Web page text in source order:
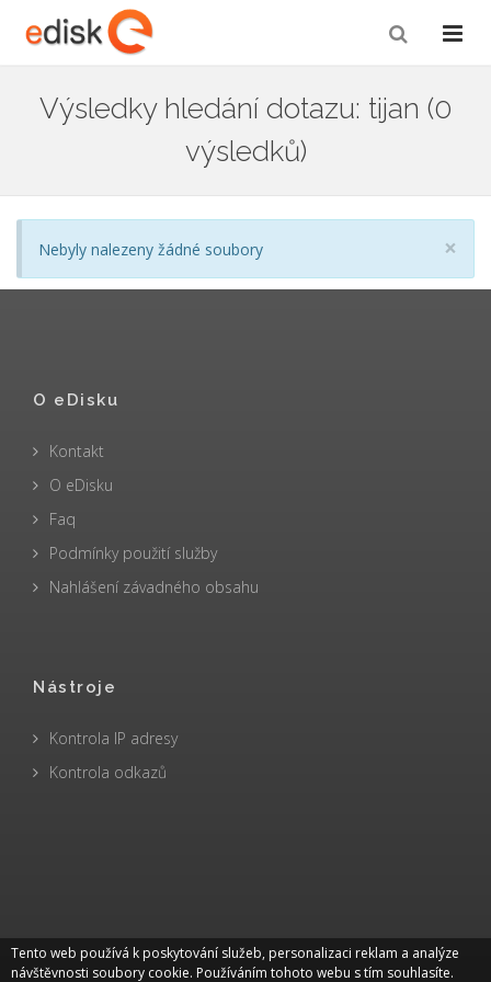
Výsledky hledání dotazu: tijan (0
výsledků)
×
Nebyly nalezeny žádné soubory
O eDisku
Kontakt
O eDisku
Faq
Podmínky použití služby
Nahlášení závadného obsahu
Nástroje
Kontrola IP adresy
Kontrola odkazů
Tento web používá k poskytování služeb, personalizaci reklam a analýze
návštěvnosti soubory cookie. Používáním tohoto webu s tím souhlasíte.